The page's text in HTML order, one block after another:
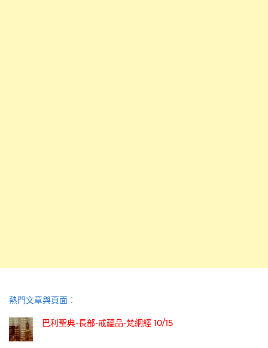
熱門文章與頁面︰
巴利聖典-長部-戒蘊品-梵網經 10/15